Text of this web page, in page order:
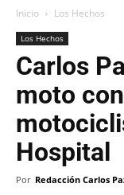
Inicio Los Hechos
Los Hechos
Carlos
moto
Hospital
Por Redacción Carlos